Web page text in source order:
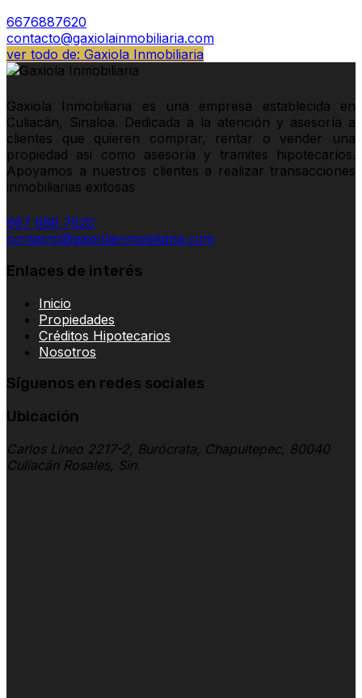
6676887620
contacto@gaxiolainmobiliaria.com
ver todo de: Gaxiola Inmobiliaria
Gaxiola Inmobiliaria es una empresa establecida en
Culiacán, Sinaloa. Dedicada a la atención y asesoría a
clientes que quieren comprar, rentar o vender una
propiedad asi como asesoría y tramites hipotecaríos.
Apoyamos a nuestros clientes a realizar transacciones
inmobiliarias exitosas
667 688 7620
contacto@gaxiolainmobiliaria.com
Enlaces de interés
Inicio
Propiedades
Créditos Hipotecarios
Nosotros
Síguenos en redes sociales
Ubicación
Carlos Lineo 2217-2, Burócrata, Chapultepec, 80040
Culiacán Rosales, Sin.